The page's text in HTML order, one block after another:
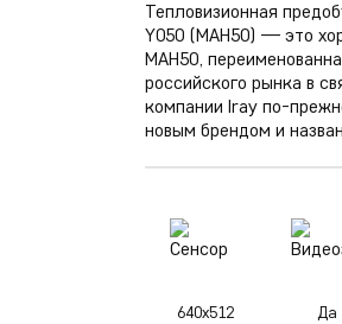
Тепловизионная
Y050 (MAH50) — это
MAH50,
российского рынка в
компании Iray по-
новым брендом и
640х512 Да